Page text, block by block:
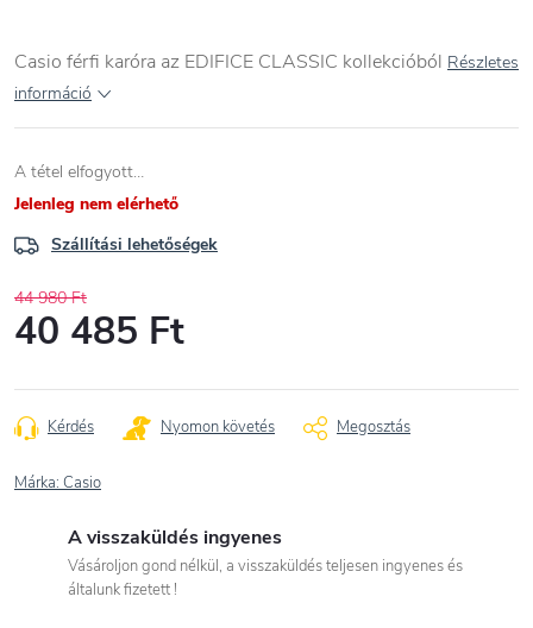
Casio férfi karóra az EDIFICE CLASSIC kollekcióból Részletes
információ
A tétel elfogyott…
Jelenleg nem elérhető
Szállítási lehetőségek
44 980 Ft
40 485 Ft
Kérdés Nyomon követés Megosztás
Márka: Casio
A visszaküldés ingyenes
Vásároljon gond nélkül, a visszaküldés teljesen ingyenes és
általunk fizetett !